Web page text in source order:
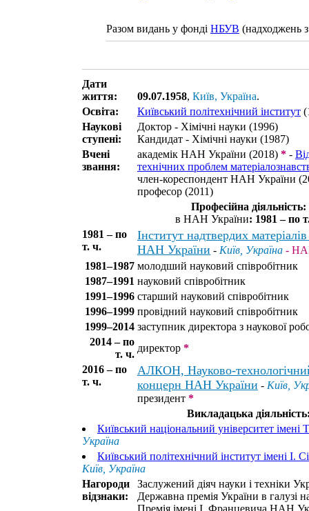
Разом видань у фонді НБУВ (надходжень
Дати
життя:
09.07.1958, Київ, Україна.
Освіта:
Київський політехнічний інститут
Наукові
ступені:
Доктор - Хімічні науки (1996)
Кандидат - Хімічні науки (1987)
Вчені
звання:
академік НАН України (2018) * -
технічних проблем
член-кореспондент НАН України
професор (2011)
Професійна діяльність:
в НАН України: 1981 – по
1981 – по
т. ч.
Інститут надтвердих
НАН України - Київ, Україна -
1981–1987 молодший науковий співробітник
1987–1991 науковий співробітник
1991–1996 старший науковий співробітник
1996–1999 провідний науковий співробітник
1999–2014 заступник директора з наукової
2014 – по
т. ч.
директор *
2016 – по
т. ч.
АЛКОН, Науково-
концерн НАН України - Київ,
президент *
Викладацька
Київський національний університет імені
Україна
Київський політехнічний інститут імені І.
Київ, Україна
Нагороди
відзнаки:
Заслужений діяч науки і техніки
Державна премія України в галузі